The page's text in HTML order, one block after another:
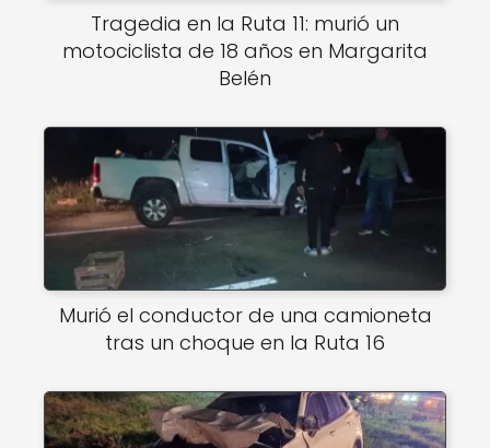
Tragedia en la Ruta 11: murió un
motociclista de 18 años en Margarita
Belén
Murió el conductor de una camioneta
tras un choque en la Ruta 16